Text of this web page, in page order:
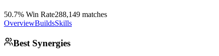
50.7% Win Rate288,149 matches
OverviewBuildsSkills
Best Synergies